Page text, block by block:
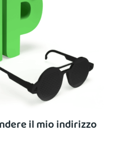
il mio indirizzo